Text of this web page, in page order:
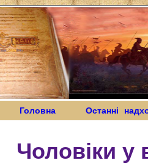
Головна Останні
Чоловіки у